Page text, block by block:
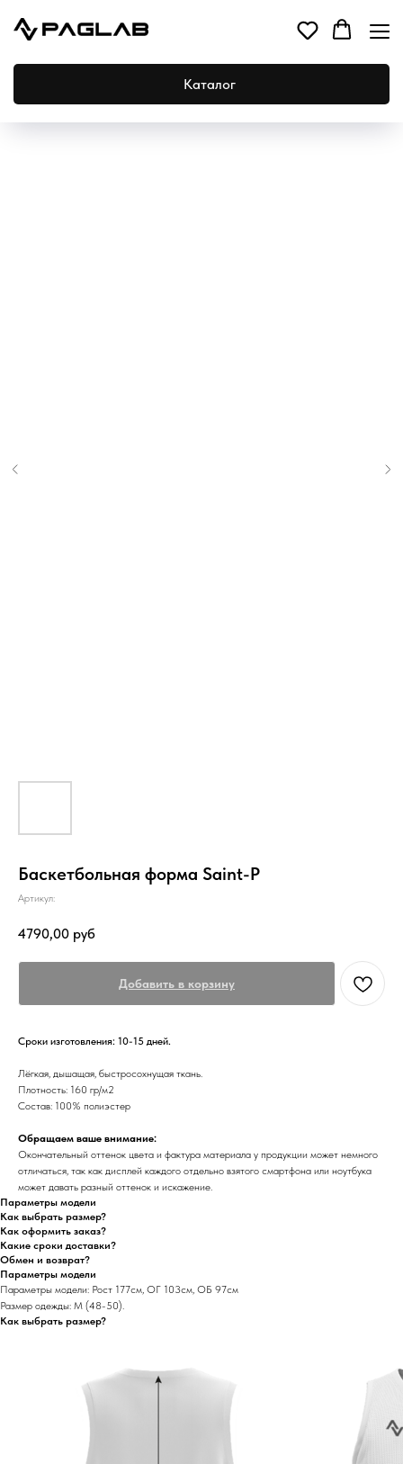
Каталог
Баскетбольная форма Saint-P
Артикул:
4790,00 руб
Добавить в корзину
Сроки изготовления: 10-15 дней.
Лёгкая, дышащая, быстросохнущая ткань.
Плотность: 160 гр/м2
Состав: 100% полиэстер
Обращаем ваше внимание:
Окончательный оттенок цвета и фактура материала у продукции может немного
отличаться, так как дисплей каждого отдельно взятого смартфона или ноутбука
может давать разный оттенок и искажение.
Параметры модели
Как выбрать размер?
Как оформить заказ?
Какие сроки доставки?
Обмен и возврат?
Параметры модели
Параметры модели: Рост 177см, ОГ 103см, ОБ 97см
Размер одежды: М (48-50).
Как выбрать размер?